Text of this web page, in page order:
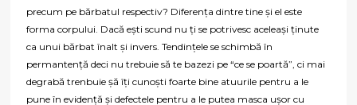
precum pe bărbatul respectiv? Diferența dintre tine și el este
forma corpului. Dacă ești scund nu ți se potrivesc aceleași ținute
ca unui bărbat înalt și invers. Tendințele se schimbă în
permantență deci nu trebuie să te bazezi pe “ce se poartă”, ci mai
degrabă trenbuie șă îți cunoști foarte bine atuurile pentru a le
pune în evidență și defectele pentru a le putea masca ușor cu